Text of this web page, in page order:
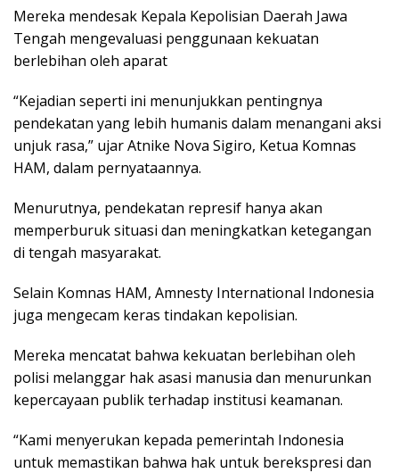
Mereka mendesak Kepala Kepolisian Daerah Jawa
Tengah mengevaluasi penggunaan kekuatan
berlebihan oleh aparat
“Kejadian seperti ini menunjukkan pentingnya
pendekatan yang lebih humanis dalam menangani aksi
unjuk rasa,” ujar Atnike Nova Sigiro, Ketua Komnas
HAM, dalam pernyataannya.
Menurutnya, pendekatan represif hanya akan
memperburuk situasi dan meningkatkan ketegangan
di tengah masyarakat.
Selain Komnas HAM, Amnesty International Indonesia
juga mengecam keras tindakan kepolisian.
Mereka mencatat bahwa kekuatan berlebihan oleh
polisi melanggar hak asasi manusia dan menurunkan
kepercayaan publik terhadap institusi keamanan.
“Kami menyerukan kepada pemerintah Indonesia
untuk memastikan bahwa hak untuk berekspresi dan